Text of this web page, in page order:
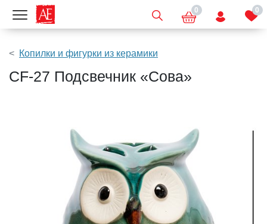
Показать меню 0 0
Копилки и фигурки из керамики
CF-27 Подсвечник «Сова»